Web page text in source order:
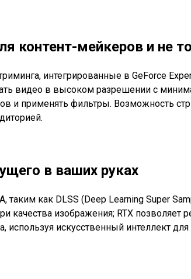
контент-мейкеров и не
интегрированные в GeForce
видео в высоком разрешении с
и применять фильтры. Возможность
в ваших руках
как DLSS (Deep Learning Super
качества изображения; RTX позволяет
искусственный интеллект